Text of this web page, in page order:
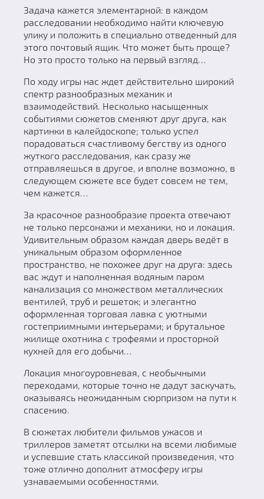
Задача кажется элементарной: в каждом
расследовании необходимо найти ключевую
улику и положить в специально отведенный для
этого почтовый ящик. Что может быть проще?
Но это просто только на первый взгляд…
По ходу игры нас ждет действительно широкий
спектр разнообразных механик и
взаимодействий. Несколько насыщенных
событиями сюжетов сменяют друг друга, как
картинки в калейдоскопе; только успел
порадоваться счастливому бегству из одного
жуткого расследования, как сразу же
отправляешься в другое, и вполне возможно, в
следующем сюжете все будет совсем не тем,
чем кажется…
За красочное разнообразие проекта отвечают
не только персонажи и механики, но и локация.
Удивительным образом каждая дверь ведёт в
уникальным образом оформленное
пространство, не похожее друг на друга: здесь
вас ждут и наполненная водяным паром
канализация со множеством металлических
вентилей, труб и решеток; и элегантно
оформленная торговая лавка с уютными
гостеприимными интерьерами; и брутальное
жилище охотника с трофеями и просторной
кухней для его добычи…
Локация многоуровневая, с необычными
переходами, которые точно не дадут заскучать,
оказываясь неожиданным сюрпризом на пути к
спасению.
В сюжетах любители фильмов ужасов и
триллеров заметят отсылки на всеми любимые
и успевшие стать классикой произведения, что
тоже отлично дополнит атмосферу игры
узнаваемыми особенностями.